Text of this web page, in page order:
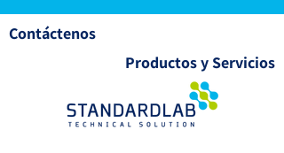
Contáctenos
Productos y Servicios